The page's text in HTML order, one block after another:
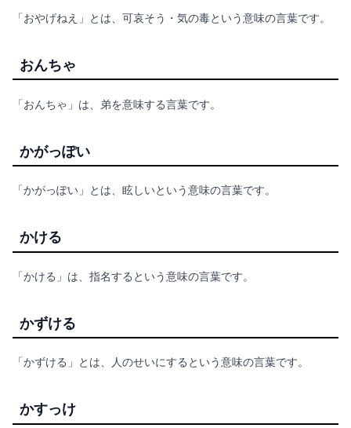
「おやげねえ」とは、可哀そう・気の毒という意味の言葉です。
おんちゃ
「おんちゃ」は、弟を意味する言葉です。
かがっぽい
「かがっぽい」とは、眩しいという意味の言葉です。
かける
「かける」は、指名するという意味の言葉です。
かずける
「かずける」とは、人のせいにするという意味の言葉です。
かすっけ